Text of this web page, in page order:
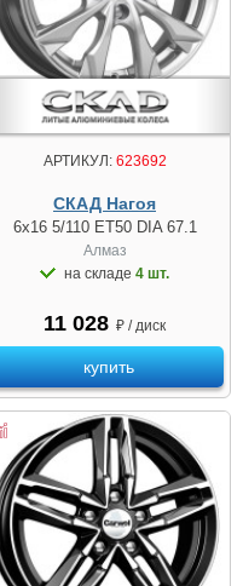
АРТИКУЛ:623692
СКАД Нагоя
6x16 5/110 ET50 DIA 67.1
Алмаз
на складе 4 шт.
11 028 ₽ / диск
купить